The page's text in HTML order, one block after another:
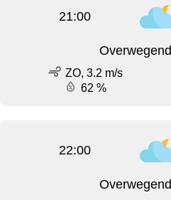
21:00
ZO, 3.2 m/s
62 %
22:00